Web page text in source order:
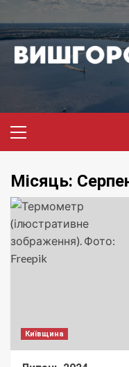
до
вмісту
меню
Місяць:
Київщина